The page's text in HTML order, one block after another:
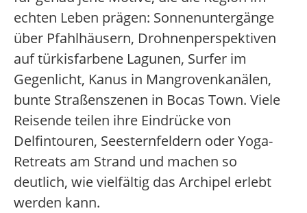
echten Leben prägen: Sonnenuntergänge
über Pfahlhäusern, Drohnenperspektiven
auf türkisfarbene Lagunen, Surfer im
Gegenlicht, Kanus in Mangrovenkanälen,
bunte Straßenszenen in Bocas Town. Viele
Reisende teilen ihre Eindrücke von
Delfintouren, Seesternfeldern oder Yoga-
Retreats am Strand und machen so
deutlich, wie vielfältig das Archipel erlebt
werden kann.